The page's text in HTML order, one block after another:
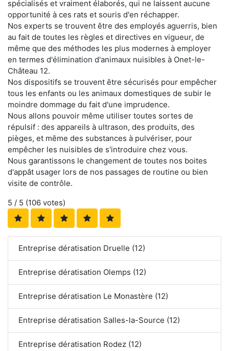
spécialisés et vraiment élaborés, qui ne laissent aucune
opportunité à ces rats et souris d'en réchapper.
Nos experts se trouvent être des employés aguerris, bien
au fait de toutes les règles et directives en vigueur, de
même que des méthodes les plus modernes à employer
en termes d'élimination d'animaux nuisibles à Onet-le-
Château 12.
Nos dispositifs se trouvent être sécurisés pour empêcher
tous les enfants ou les animaux domestiques de subir le
moindre dommage du fait d'une imprudence.
Nous allons pouvoir même utiliser toutes sortes de
répulsif : des appareils à ultrason, des produits, des
pièges, et même des substances à pulvériser, pour
empêcher les nuisibles de s'introduire chez vous.
Nous garantissons le changement de toutes nos boites
d'appât usager lors de nos passages de routine ou bien
visite de contrôle.
5 / 5 (106 votes)
Entreprise dératisation Druelle (12)
Entreprise dératisation Olemps (12)
Entreprise dératisation Le Monastère (12)
Entreprise dératisation Salles-la-Source (12)
Entreprise dératisation Rodez (12)